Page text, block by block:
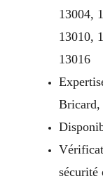
13004,
13010,
13016
Bricard,
sécurité